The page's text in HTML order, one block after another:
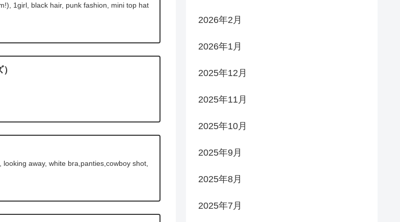
1girl, black hair, punk fashion, mini top hat
away, white bra,panties,cowboy shot,
2026年2月
2026年1月
2025年12月
2025年11月
2025年10月
2025年9月
2025年8月
2025年7月